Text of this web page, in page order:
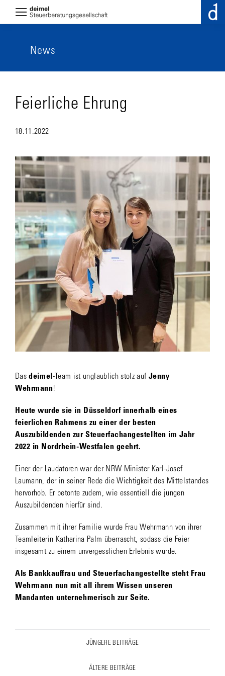
News
Feierliche Ehrung
18.11.2022
Dasdeimel -Team ist unglaublich stolz auf Jenny
Wehrmann!
Heute wurde sie in Düsseldorf innerhalb eines
feierlichen Rahmens zu einer der besten
Auszubildenden zur Steuerfachangestellten im Jahr
2022 in Nordrhein-Westfalen geehrt.
Einer der Laudatoren war der NRW Minister Karl-Josef
Laumann, der in seiner Rede die Wichtigkeit des Mittelstandes
hervorhob. Er betonte zudem, wie essentiell die jungen
Auszubildenden hierfür sind.
Zusammen mit ihrer Familie wurde Frau Wehrmann von ihrer
Teamleiterin Katharina Palm überrascht, sodass die Feier
insgesamt zu einem unvergesslichen Erlebnis wurde.
Als Bankkauffrau und Steuerfachangestellte steht Frau
Wehrmann nun mit all ihrem Wissen unseren
Mandanten unternehmerisch zur Seite.
JÜNGERE BEITRÄGE
ÄLTERE BEITRÄGE